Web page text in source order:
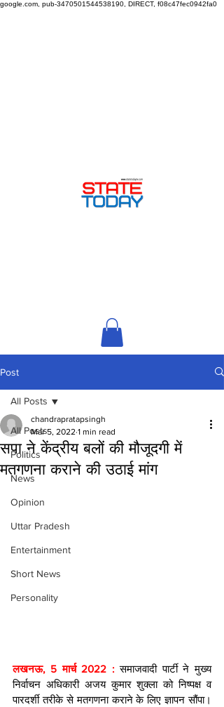
google.com, pub-3470501544538190, DIRECT, f08c47fec0942fa0
Post
All Posts
Politics
News
Opinion
Uttar Pradesh
Entertainment
Short News
Personality
All Posts
सपा ने केंद्रीय बलों की मौजूदगी में
मतगणना कराने की उठाई मांग
chandrapratapsingh
Mar 5, 2022 1 min read
लखनऊ, 5 मार्च 2022 : समाजवादी पार्टी ने मुख्य
निर्वाचन अधिकारी अजय कुमार शुक्ला को निष्पक्ष व
पारदर्शी तरीके से मतगणना कराने के लिए ज्ञापन सौंपा।